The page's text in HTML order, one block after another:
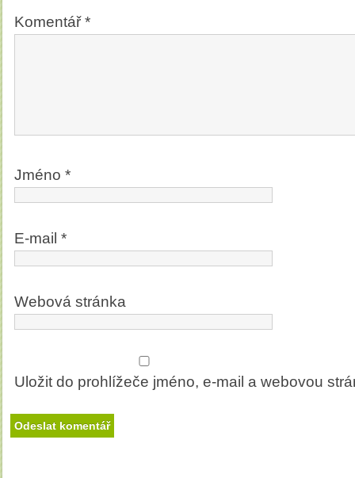
Komentář*
Jméno *
E-mail *
Webová stránka
Uložit do prohlížeče jméno, e-mail a webovou